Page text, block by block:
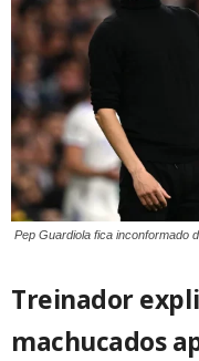
Pep Guardiola fica inconformado
Treinador
machucados